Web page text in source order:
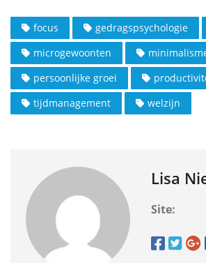
focus gedragspsychologie
microgewoonten
persoonlijke groei
tijdmanagement
welzijn
Lisa
Site: